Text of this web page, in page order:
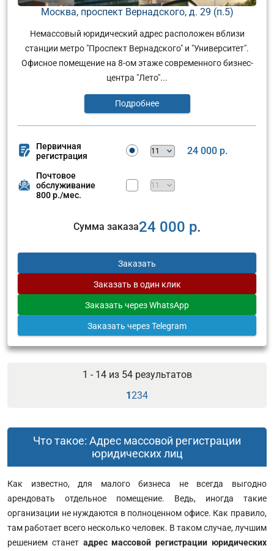
Москва, проспект Вернадского, д. 29 (п.5)
Немассовый юридический адрес расположен вблизи
станции метро "Проспект Вернадского" и "Университет".
Офисное помещение на 8-ом этаже современного бизнес-
центра "Лето"...
Подробнее
Первичная
регистрация
24 000 р.
Почтовое
обслуживание
800 р./мес.
Сумма заказа24 000 р.
Заказать
Заказать в один клик
Заказать через WhatsApp
Заказать через Telegram
1 - 14 из 54результатов
1234
Что такое: Адрес массовой регистрации
юридических лиц
Как известно, для малого бизнеса не всегда выгодно
арендовать отдельное помещение. Ведь, иногда такие
организации не нуждаются в полноценном офисе. Как правило,
там работает всего несколько человек. В таком случае, лучшим
решением станет адрес массовой регистрации юридических